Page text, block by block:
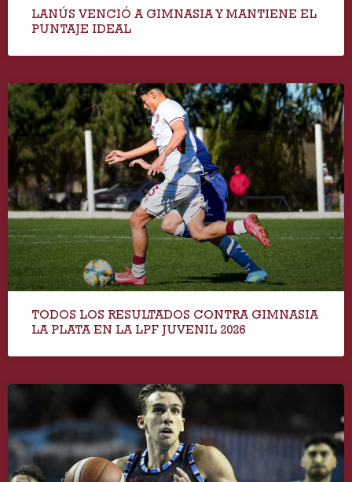
LANÚS VENCIÓ A GIMNASIA Y MANTIENE EL
PUNTAJE IDEAL
TODOS LOS RESULTADOS CONTRA GIMNASIA
LA PLATA EN LA LPF JUVENIL 2026